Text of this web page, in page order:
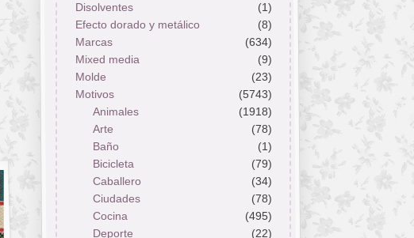
Disolventes
(1)
Efecto dorado y metálico
(8)
Marcas
(634)
Mixed media
(9)
Molde
(23)
Motivos
(5743)
Animales
(1918)
Arte
(78)
Baño
(1)
Bicicleta
(79)
Caballero
(34)
Ciudades
(78)
Cocina
(495)
Deporte
(22)